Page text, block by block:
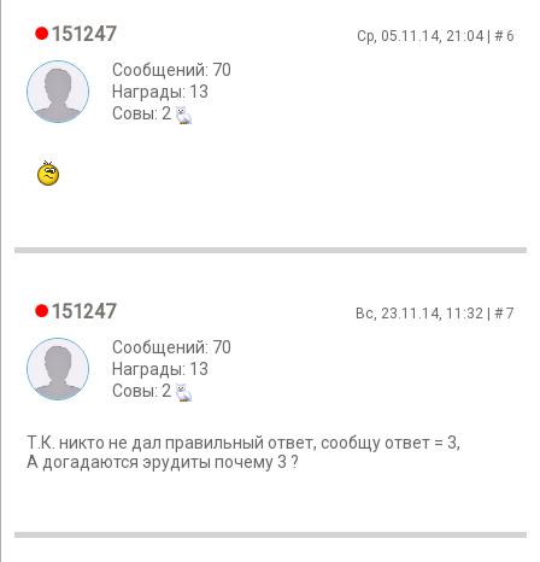
151247 Ср, 05.11.14, 21:04 | # 6
Сообщений: 70
Награды: 13
Cовы: 2
151247 Вс, 23.11.14, 11:32 | #7
Сообщений: 70
Награды: 13
Cовы: 2
Т.К. никто не дал правильный ответ, сообщу ответ = 3,
А догадаются эрудиты почему 3 ?